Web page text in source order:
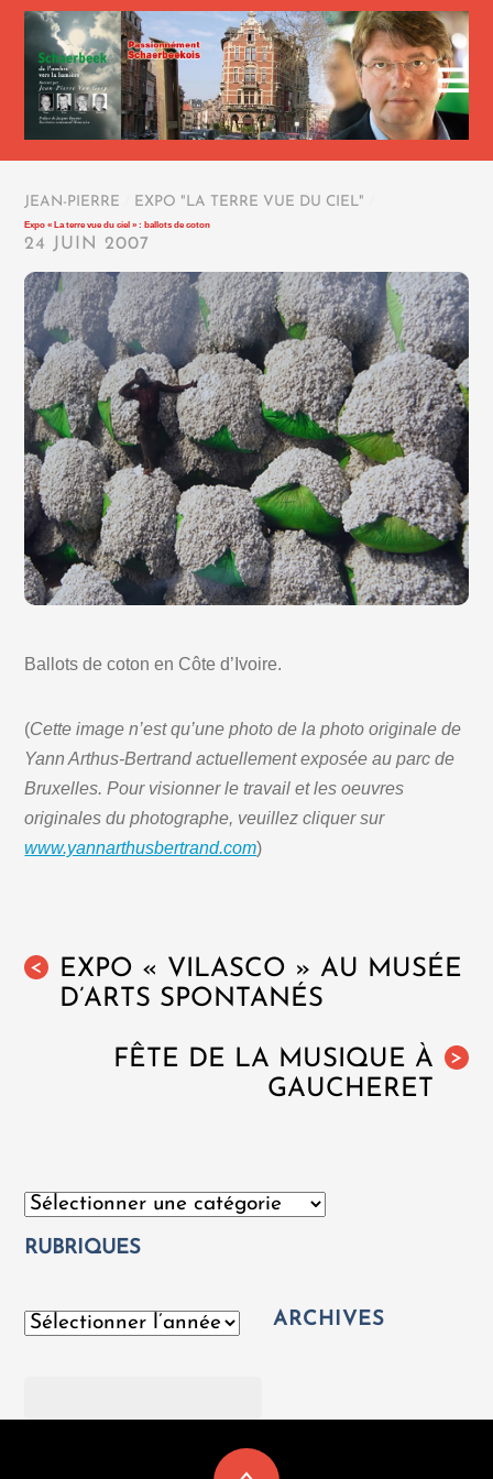
JEAN-PIERRE EXPO "LA TERRE VUE DU CIEL"
Expo « La terre vue du ciel » : ballots de coton
24 JUIN 2007
Ballots de coton en Côte d’Ivoire.
(Cette image n’est qu’une photo de la photo originale de
Yann Arthus-Bertrand actuellement exposée au parc de
Bruxelles. Pour visionner le travail et les oeuvres
originales du photographe, veuillez cliquer sur
www.yannarthusbertrand.com)
<
EXPO « VILASCO » AU MUSÉE
D’ARTS SPONTANÉS
>
FÊTE DE LA MUSIQUE À
GAUCHERET
Catégories
RUBRIQUES
Archives ARCHIVES